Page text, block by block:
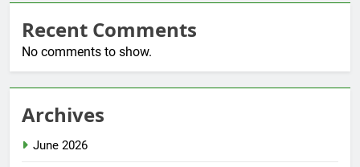
Recent Comments
No comments to show.
Archives
June 2026